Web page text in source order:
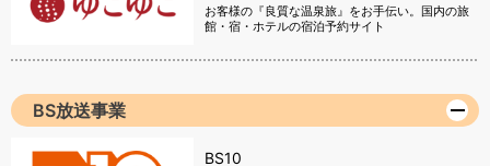
お客様の『良質な温泉旅』をお手伝い。国内の旅
館・宿・ホテルの宿泊予約サイト
BS放送事業
BS10